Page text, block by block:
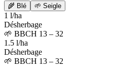
🌾 Blé 🌱 Seigle
1 l/ha
Désherbage
🌱 BBCH 13 – 32
1.5 l/ha
Désherbage
🌱 BBCH 13 – 32